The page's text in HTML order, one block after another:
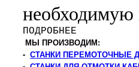
Настольный станок для
Подробнее
ПОДРОБНЕЕ
МЫ ПРОИЗВОДИМ:
- СТАНКИ ПЕРЕМОТОЧНЫЕ